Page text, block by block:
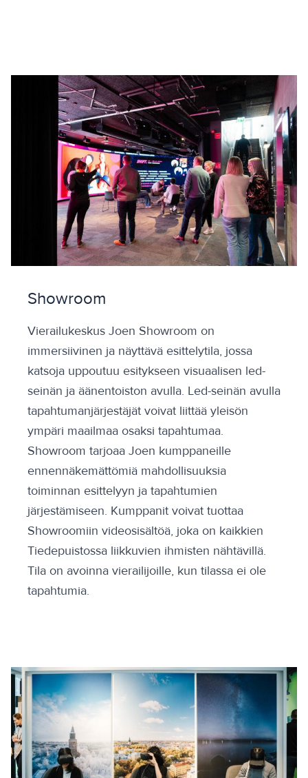
Showroom
Vierailukeskus Joen Showroom on
immersiivinen ja näyttävä esittelytila, jossa
katsoja uppoutuu esitykseen visuaalisen led-
seinän ja äänentoiston avulla. Led-seinän avulla
tapahtumanjärjestäjät voivat liittää yleisön
ympäri maailmaa osaksi tapahtumaa.
Showroom tarjoaa Joen kumppaneille
ennennäkemättömiä mahdollisuuksia
toiminnan esittelyyn ja tapahtumien
järjestämiseen. Kumppanit voivat tuottaa
Showroomiin videosisältöä, joka on kaikkien
Tiedepuistossa liikkuvien ihmisten nähtävillä.
Tila on avoinna vierailijoille, kun tilassa ei ole
tapahtumia.